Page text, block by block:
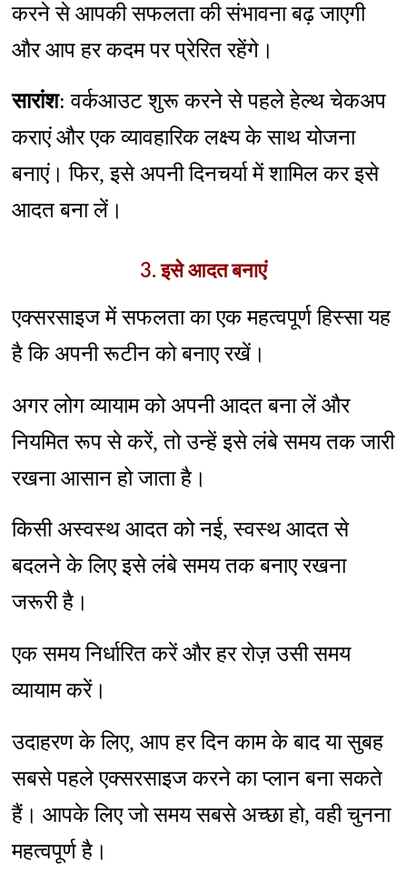
करने से आपकी सफलता की संभावना बढ़ जाएगी
और आप हर कदम पर प्रेरित रहेंगे।
सारांश: वर्कआउट शुरू करने से पहले हेल्थ चेकअप
कराएं और एक व्यावहारिक लक्ष्य के साथ योजना
बनाएं। फिर, इसे अपनी दिनचर्या में शामिल कर इसे
आदत बना लें।
3. इसे आदत बनाएं
एक्सरसाइज में सफलता का एक महत्वपूर्ण हिस्सा यह
है कि अपनी रूटीन को बनाए रखें।
अगर लोग व्यायाम को अपनी आदत बना लें और
नियमित रूप से करें, तो उन्हें इसे लंबे समय तक जारी
रखना आसान हो जाता है।
किसी अस्वस्थ आदत को नई, स्वस्थ आदत से
बदलने के लिए इसे लंबे समय तक बनाए रखना
जरूरी है।
एक समय निर्धारित करें और हर रोज़ उसी समय
व्यायाम करें।
उदाहरण के लिए, आप हर दिन काम के बाद या सुबह
सबसे पहले एक्सरसाइज करने का प्लान बना सकते
हैं। आपके लिए जो समय सबसे अच्छा हो, वही चुनना
महत्वपूर्ण है।